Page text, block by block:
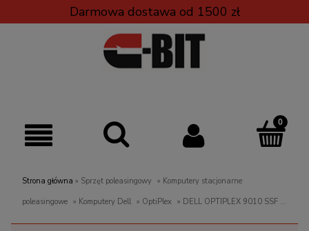
Darmowa dostawa od 1500 zł
Strona główna » Sprzęt poleasingowy » Komputery stacjonarne
poleasingowe » Komputery Dell » OptiPlex » DELL OPTIPLEX 9010 SSF i7
3GEN/16GB/256GB SSD/DVDRW/Win 7 PRO